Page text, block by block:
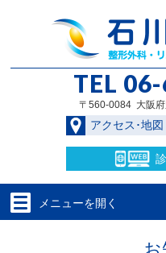
TEL
〒560-0084 大阪
アクセス･地図
メニューを開く